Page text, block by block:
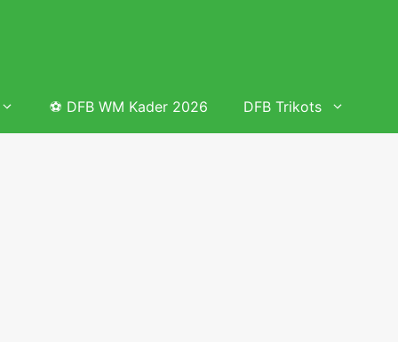
⚽ DFB WM Kader 2026 DFB Trikots